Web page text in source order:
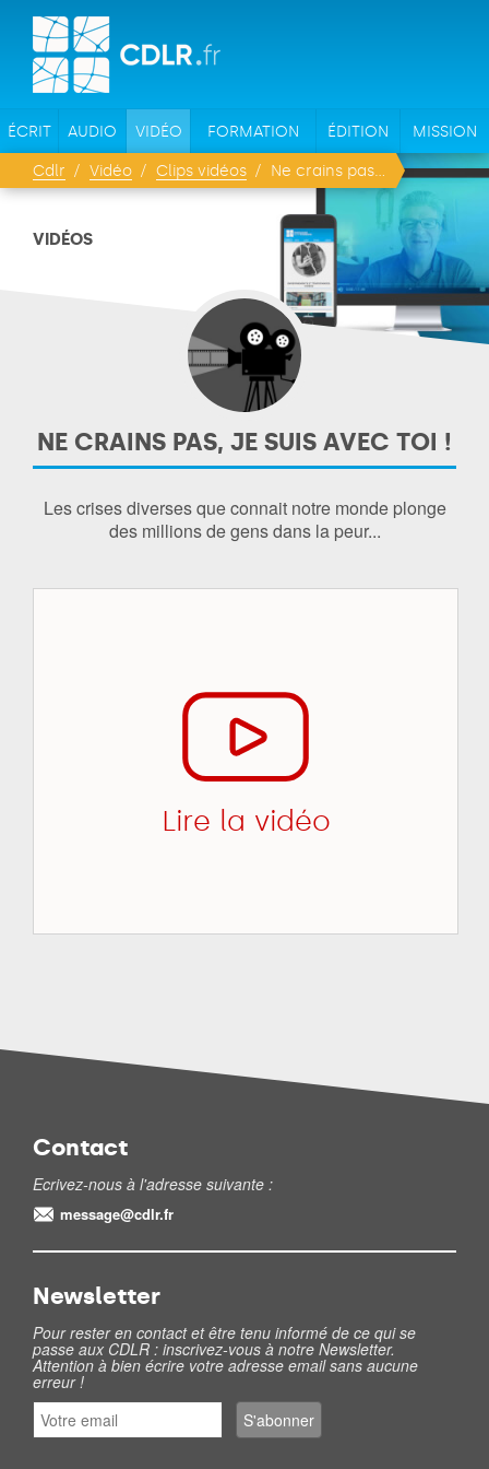
ÉCRIT AUDIO VIDÉO FORMATION ÉDITION MISSION
Cdlr Vidéo Clips vidéos Ne crains pas, je suis avec toi !
VIDÉOS
NE CRAINS PAS, JE SUIS AVEC TOI !
Les crises diverses que connait notre monde plonge
des millions de gens dans la peur...
Lire la vidéo
Contact
Ecrivez-nous à l'adresse suivante :
message@cdlr.fr
Newsletter
Pour rester en contact et être tenu informé de ce qui se
passe aux CDLR : inscrivez-vous à notre Newsletter.
Attention à bien écrire votre adresse email sans aucune
erreur !